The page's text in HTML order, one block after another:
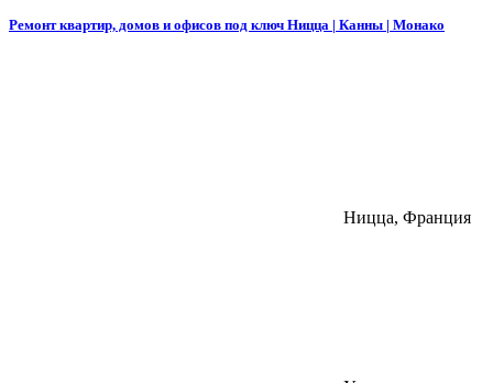
Ремонт квартир, домов и офисов под ключ Ницца | Канны | Монако
Ницца, Франция